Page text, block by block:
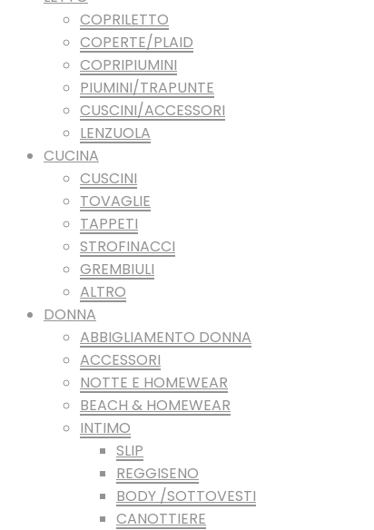
COPRILETTO
COPERTE/PLAID
COPRIPIUMINI
PIUMINI/TRAPUNTE
CUSCINI/ACCESSORI
LENZUOLA
CUCINA
CUSCINI
TOVAGLIE
TAPPETI
STROFINACCI
GREMBIULI
ALTRO
DONNA
ABBIGLIAMENTO DONNA
ACCESSORI
NOTTE E HOMEWEAR
BEACH & HOMEWEAR
INTIMO
SLIP
REGGISENO
BODY /SOTTOVESTI
CANOTTIERE